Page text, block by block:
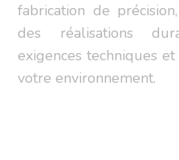
fabrication de
des réalisations
exigences techniques
votre environnement.